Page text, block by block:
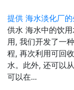
提供 海水淡化厂
供水 海水中的饮
用, 我们开发了一
程, 再次利用可回
水。此外, 还可以
可以在...